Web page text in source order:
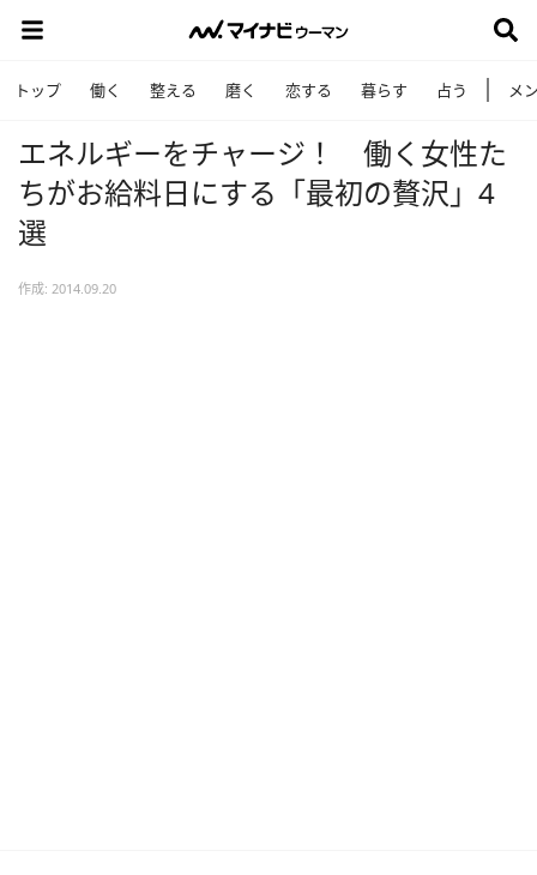
トップ 働く 整える 磨く 恋する 暮らす 占う メ
エネルギーをチャージ！ 働く女性た
ちがお給料日にする「最初の贅沢」4
選
作成: 2014.09.20